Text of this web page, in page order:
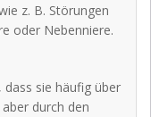
z. B. Störungen
oder Nebenniere.
sie häufig über
durch den